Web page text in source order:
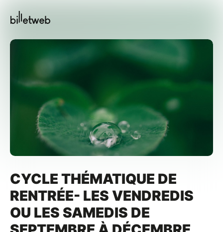
CYCLE THÉMATIQUE DE
RENTRÉE- LES VENDREDIS
OU LES SAMEDIS DE